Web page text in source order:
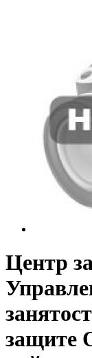
Центр
защите